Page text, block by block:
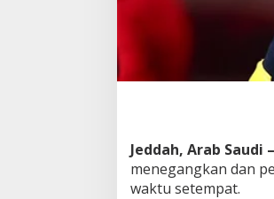
t
P
,
N
o
Jeddah, Arab Saudi –
menegangkan dan
waktu setempat.